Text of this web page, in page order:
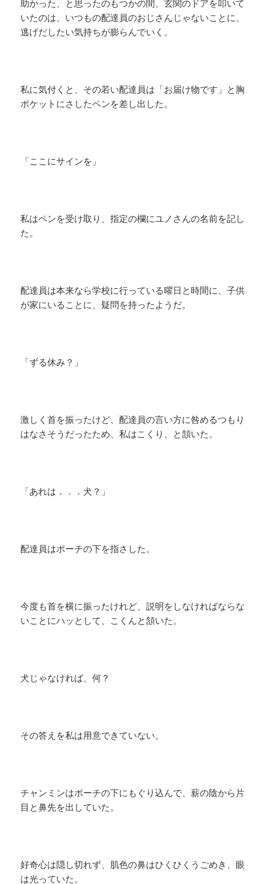
助かった、と思ったのもつかの間、玄関のドアを叩いて
いたのは、いつもの配達員のおじさんじゃないことに、
逃げだしたい気持ちが膨らんでいく。
私に気付くと、その若い配達員は「お届け物です」と胸
ポケットにさしたペンを差し出した。
「ここにサインを」
私はペンを受け取り、指定の欄にユノさんの名前を記し
た。
配達員は本来なら学校に行っている曜日と時間に、子供
が家にいることに、疑問を持ったようだ。
「ずる休み？」
激しく首を振ったけど、配達員の言い方に咎めるつもり
はなさそうだったため、私はこくり、と頷いた。
「あれは．．．犬？」
配達員はポーチの下を指さした。
今度も首を横に振ったけれど、説明をしなければならな
いことにハッとして、こくんと頷いた。
犬じゃなければ、何？
その答えを私は用意できていない。
チャンミンはポーチの下にもぐり込んで、薪の陰から片
目と鼻先を出していた。
好奇心は隠し切れず、肌色の鼻はひくひくうごめき、眼
は光っていた。